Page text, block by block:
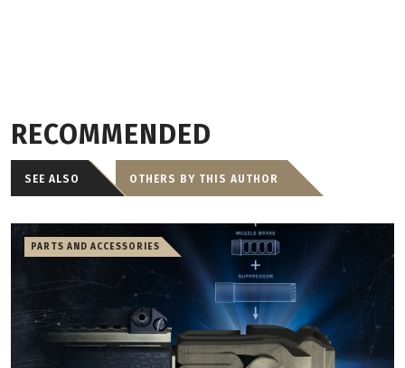
RECOMMENDED
SEE ALSO OTHERS BY THIS AUTHOR
PARTS AND ACCESSORIES